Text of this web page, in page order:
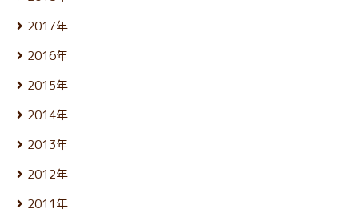
2月 (23)
1月 (21)
3月 (26)
2月 (23)
1月 (24)
4月 (25)
3月 (25)
2月 (22)
1月 (21)
6月 (26)
4月 (25)
3月 (25)
2月 (21)
1月 (22)
8月 (26)
6月 (25)
4月 (24)
3月 (25)
2月 (23)
1月 (22)
11月 (24)
10月 (23)
8月 (26)
6月 (25)
4月 (24)
3月 (25)
2月 (23)
1月 (23)
11月 (25)
10月 (26)
8月 (26)
6月 (27)
4月 (25)
3月 (25)
2月 (23)
1月 (23)
2017年
11月 (25)
10月 (25)
8月 (26)
6月 (27)
4月 (23)
3月 (26)
2月 (23)
2016年
11月 (24)
10月 (24)
8月 (25)
6月 (27)
4月 (24)
2015年
11月 (25)
10月 (26)
8月 (26)
6月 (27)
2014年
11月 (25)
10月 (25)
8月 (25)
2013年
11月 (26)
10月 (28)
2012年
11月 (25)
2011年